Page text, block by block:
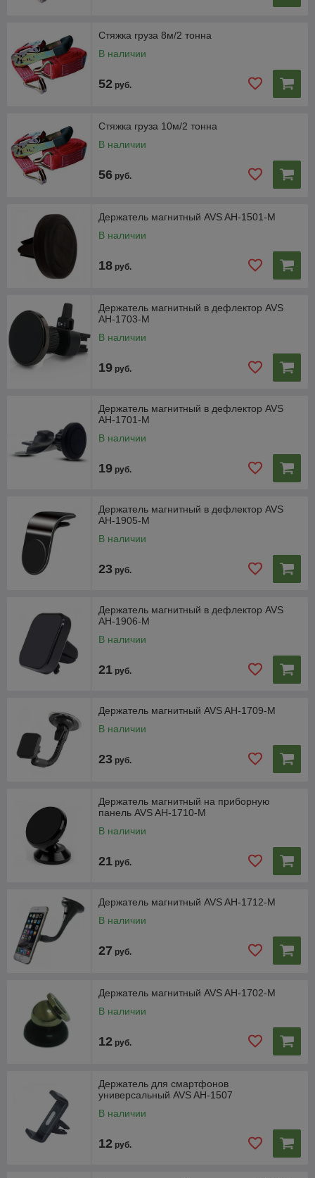
Стяжка груза 8м/2 тонна
В наличии
52 руб.
Стяжка груза 10м/2 тонна
В наличии
56 руб.
Держатель магнитный AVS AH-1501-M
В наличии
18 руб.
Держатель магнитный в дефлектор AVS
AH-1703-M
В наличии
19 руб.
Держатель магнитный в дефлектор AVS
AH-1701-M
В наличии
19 руб.
Держатель магнитный в дефлектор AVS
AH-1905-M
В наличии
23 руб.
Держатель магнитный в дефлектор AVS
AH-1906-M
В наличии
21 руб.
Держатель магнитный AVS AH-1709-M
В наличии
23 руб.
Держатель магнитный на приборную
панель AVS AH-1710-M
В наличии
21 руб.
Держатель магнитный AVS AH-1712-M
В наличии
27 руб.
Держатель магнитный AVS AH-1702-M
В наличии
12 руб.
Держатель для смартфонов
универсальный AVS AH-1507
В наличии
12 руб.